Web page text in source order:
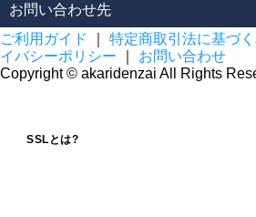
お問い合わせ先
ご利用ガイド
特定商取引法に基づ
イバシーポリシー
お問い合わせ
Copyright © akaridenzai All Rights
SSLとは?